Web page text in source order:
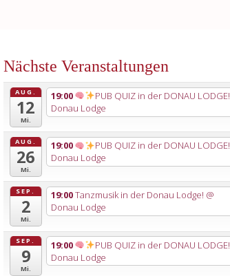
Nächste Veranstaltungen
AUG.
12
Mi.
19:00 PUB QUIZ in der DONAU LODGE!
Donau Lodge
AUG.
26
Mi.
19:00 PUB QUIZ in der DONAU LODGE!
Donau Lodge
SEP.
2
Mi.
19:00Tanzmusik in der Donau Lodge! @
Donau Lodge
SEP.
9
Mi.
19:00 PUB QUIZ in der DONAU LODGE!
Donau Lodge